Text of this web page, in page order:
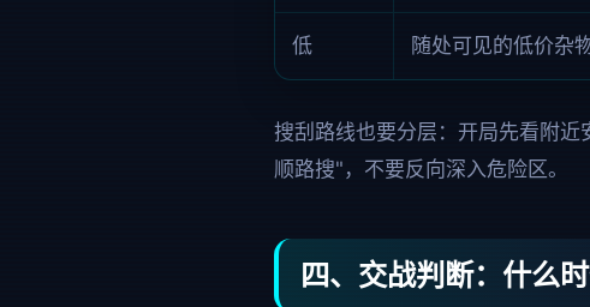
低 随处可见的低价杂
搜刮路线也要分层：开局先看附
顺路搜"，不要反向深入危险区。
四、交战判断：什么